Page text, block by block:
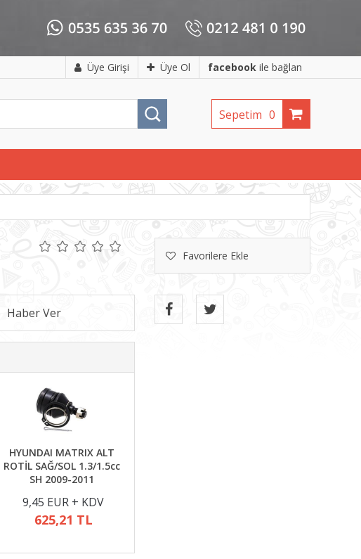
Üye Girişi Üye Ol facebook ile bağlan
Sepetim 0
Favorilere Ekle
HYUNDAI MATRIX ALT
ROTİL SAĞ/SOL 1.3/1.5cc
SH 2009-2011
9,45 EUR + KDV
625,21 TL